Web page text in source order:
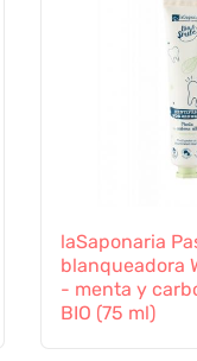
laSaponaria
blanqueadora
- menta y
BIO (75 ml)